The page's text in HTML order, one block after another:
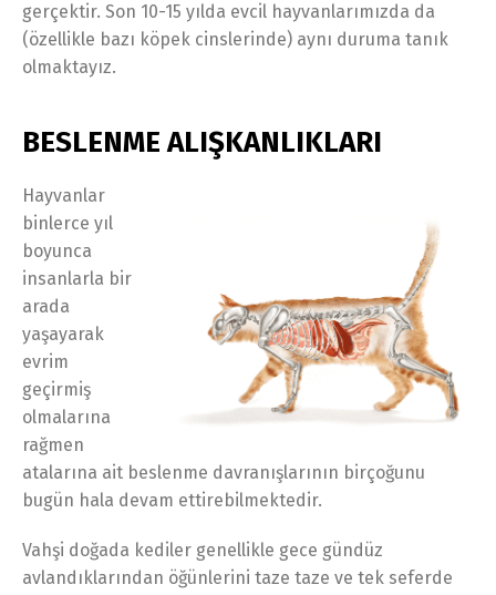
gerçektir. Son 10-15 yılda evcil hayvanlarımızda da
(özellikle bazı köpek cinslerinde) aynı duruma tanık
olmaktayız.
BESLENME ALIŞKANLIKLARI
Hayvanlar
binlerce yıl
boyunca
insanlarla bir
arada
yaşayarak
evrim
geçirmiş
olmalarına
rağmen
atalarına ait beslenme davranışlarının birçoğunu
bugün hala devam ettirebilmektedir.
Vahşi doğada kediler genellikle gece gündüz
avlandıklarından öğünlerini taze taze ve tek seferde